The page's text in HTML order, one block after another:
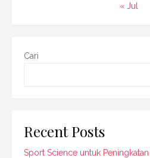
« Jul
Cari
Recent Posts
Sport Science untuk Peningkatan